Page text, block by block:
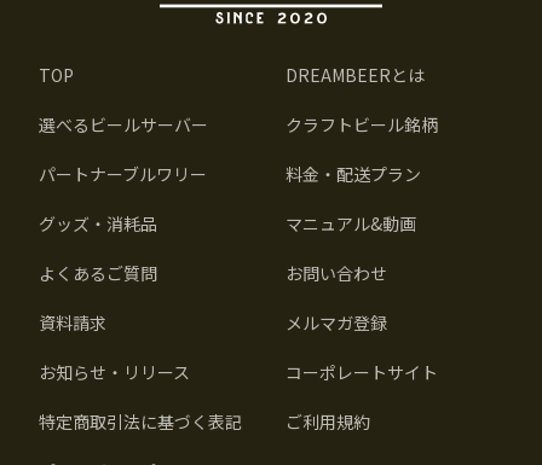
TOP DREAMBEERとは
選べるビールサーバー クラフトビール銘柄
パートナーブルワリー 料金・配送プラン
グッズ・消耗品 マニュアル&動画
よくあるご質問 お問い合わせ
資料請求 メルマガ登録
お知らせ・リリース コーポレートサイト
特定商取引法に基づく表記 ご利用規約